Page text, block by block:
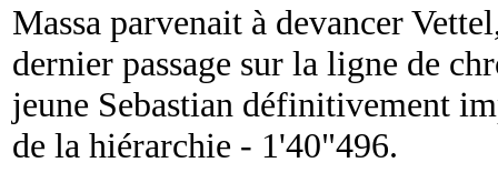
Massa parvenait à devancer
dernier passage sur la ligne de
jeune Sebastian définitivement
de la hiérarchie - 1'40"496.